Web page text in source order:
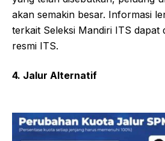
akan semakin besar. Informasi
terkait Seleksi Mandiri ITS dapat
resmi ITS.
4. Jalur Alternatif